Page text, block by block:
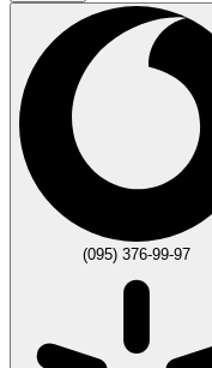
(095) 376-99-97